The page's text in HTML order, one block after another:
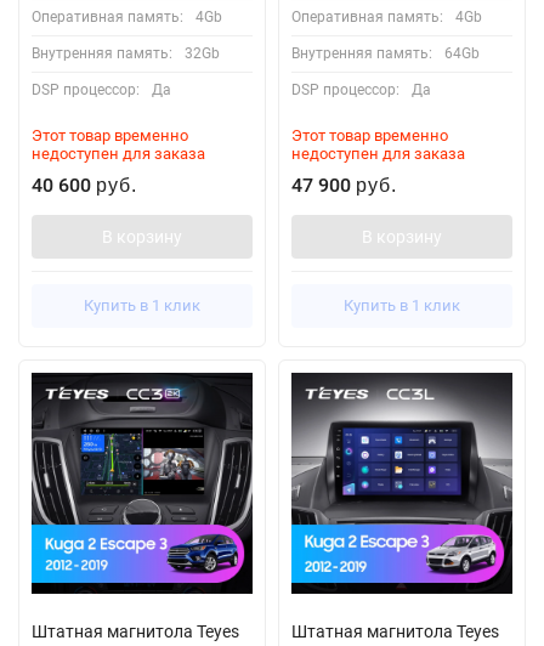
Оперативная память: 4Gb
Внутренняя память: 32Gb
DSP процессор: Да
Этот товар временно
недоступен для заказа
40 600 руб.
В корзину
Купить в 1 клик
Оперативная память: 4Gb
Внутренняя память: 64Gb
DSP процессор: Да
Этот товар временно
недоступен для заказа
47 900 руб.
В корзину
Купить в 1 клик
Штатная магнитола Teyes
Штатная магнитола Teyes